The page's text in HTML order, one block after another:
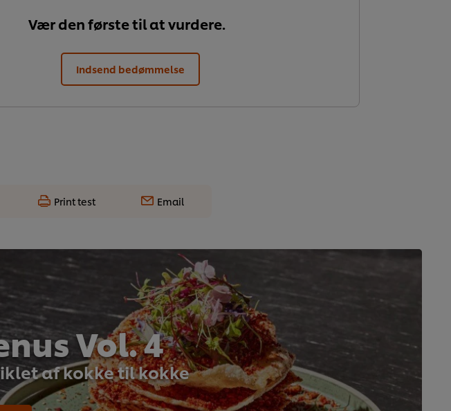
Vær den første til at vurdere.
Indsend bedømmelse
Print test Email
Vol. 4
af kokke til kokke